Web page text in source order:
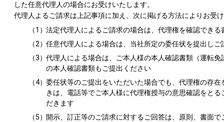
した任意代理人の場合にお受けいたします。
代理人よるご請求は上記事項に加え、次に掲げる方法によりお受
（1）法定代理人によるご請求の場合は、代理権を確認できる
（2）任意代理人による場合は、当社所定の委任状を提出しご
（3）代理人による場合は、ご本人様の本人確認書類（運転
の本人確認書類もご提出ください
（4）委任状等のご提出をいただいた場合でも、代理権の存
きは、電話等でご本人様に代理権授与の意思確認をと
だきます
（5） 開示、訂正等のご請求に対するご回答は、原則、書面で